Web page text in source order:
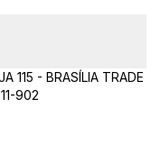
115 - BRASÍLIA TRADE
902